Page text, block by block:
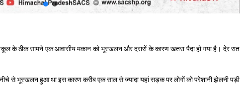
के ठीक सामने एक आवासीय मकान को भूस्खलन और दरारों के कारण खतरा पैदा हो गया है। देर रात
से भूस्खलन हुआ था इस कारण करीब एक साल से ज्यादा यहां सड़क पर लोगों को परेशानी झेलनी पड़ी